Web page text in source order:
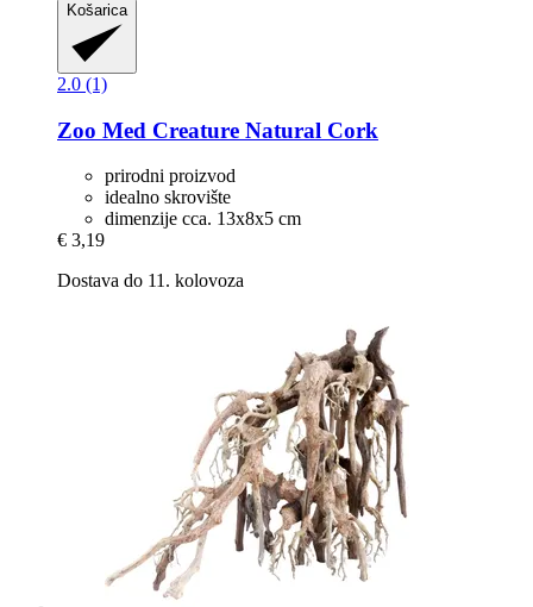
Košarica
2.0 (1)
Zoo Med Creature Natural Cork
prirodni proizvod
idealno skrovište
dimenzije cca. 13x8x5 cm
€ 3,19
Dostava do 11. kolovoza